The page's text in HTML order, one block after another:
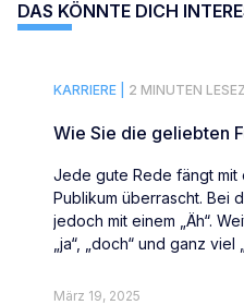
DAS KÖNNTE DICH
KARRIERE | 2 MINUTEN
Wie Sie die geliebten
Jede gute Rede fängt mit
Publikum überrascht. Bei
jedoch mit einem „Äh“.
„ja“, „doch“ und ganz
März 19, 2025